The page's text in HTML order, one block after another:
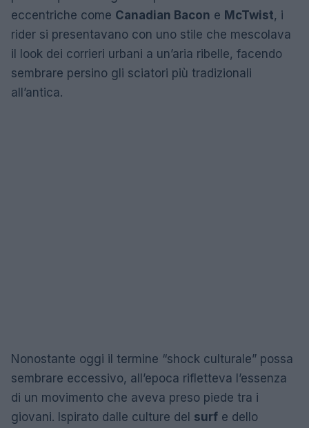
eccentriche come Canadian Bacon e McTwist, i
rider si presentavano con uno stile che mescolava
il look dei corrieri urbani a un’aria ribelle, facendo
sembrare persino gli sciatori più tradizionali
all’antica.
Nonostante oggi il termine “shock culturale” possa
sembrare eccessivo, all’epoca rifletteva l’essenza
di un movimento che aveva preso piede tra i
giovani. Ispirato dalle culture del surf e dello